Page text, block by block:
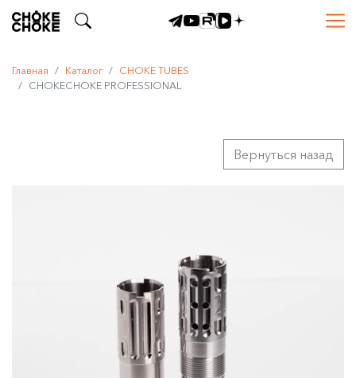
Главная Каталог
CHOKE TUBES
CHOKECHOKE PROFESSIONAL
Вернуться назад